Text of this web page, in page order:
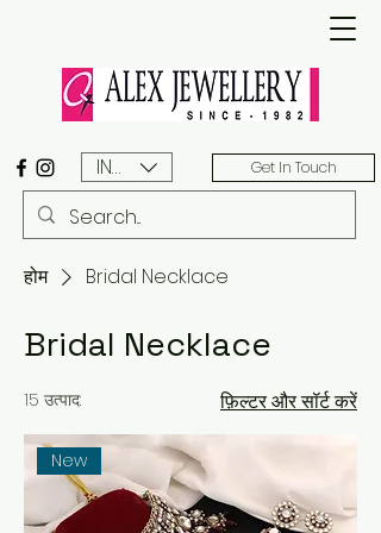
INR (₹) Get In Touch
होम Bridal Necklace
Bridal Necklace
15 उत्पाद: फ़िल्टर और सॉर्ट करें
New